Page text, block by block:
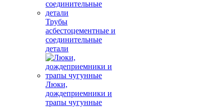
Трубы
асбестоцементные и
соединительные
детали
Люки,
дождеприемники и
трапы чугунные